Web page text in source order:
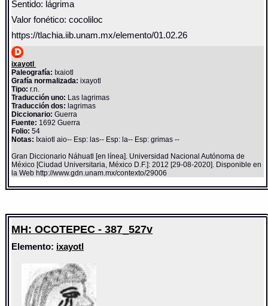
Sentido: lágrima
Valor fonético: cocoliloc
https://tlachia.iib.unam.mx/elemento/01.02.26
ixayotl
Paleografía: Ixaiotl
Grafía normalizada: ixayotl
Tipo: r.n.
Traducción uno: Las lagrimas
Traducción dos: lagrimas
Diccionario:Guerra
Fuente: 1692 Guerra
Folio: 54
Notas: Ixaiotl aio-- Esp: las-- Esp: la-- Esp: grimas --
Gran Diccionario Náhuatl [en línea]. Universidad Nacional Autónoma de
México [Ciudad Universitaria, México D.F.]: 2012 [29-08-2020]. Disponible en
la Web http://www.gdn.unam.mx/contexto/29006
MH: OCOTEPEC - 387_527v
Elemento: ixayotl